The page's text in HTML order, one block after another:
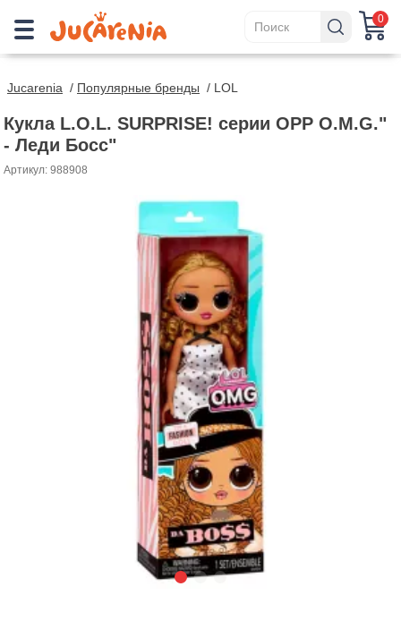
0
Jucarenia / Популярные бренды / LOL
Кукла L.O.L. SURPRISE! серии OPP O.M.G."
- Леди Босс"
Артикул: 988908